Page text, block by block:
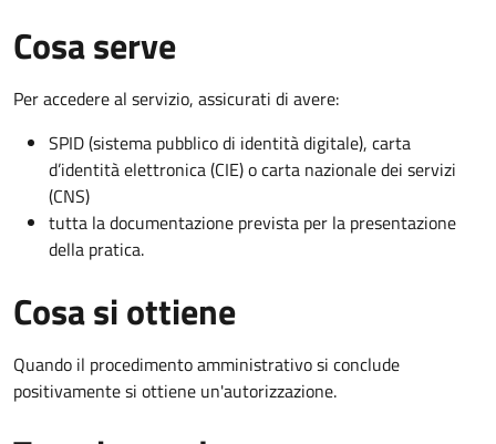
Cosa serve
Per accedere al servizio, assicurati di avere:
SPID (sistema pubblico di identità digitale), carta
d’identità elettronica (CIE) o carta nazionale dei servizi
(CNS)
tutta la documentazione prevista per la presentazione
della pratica.
Cosa si ottiene
Quando il procedimento amministrativo si conclude
positivamente si ottiene un'autorizzazione.